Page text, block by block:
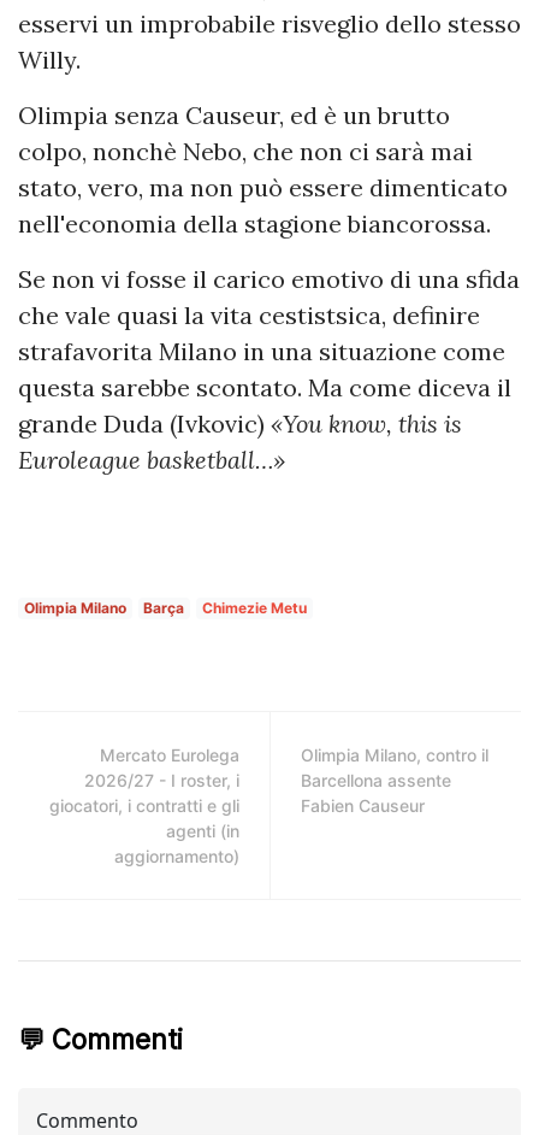
esservi un improbabile risveglio dello stesso
Willy.
Olimpia senza Causeur, ed è un brutto
colpo, nonchè Nebo, che non ci sarà mai
stato, vero, ma non può essere dimenticato
nell'economia della stagione biancorossa.
Se non vi fosse il carico emotivo di una sfida
che vale quasi la vita cestistsica, definire
strafavorita Milano in una situazione come
questa sarebbe scontato. Ma come diceva il
grande Duda (Ivkovic) «You know, this is
Euroleague basketball…»
Olimpia Milano Barça Chimezie Metu
Mercato Eurolega
2026/27 - I roster, i
giocatori, i contratti e gli
agenti (in
aggiornamento)
Olimpia Milano, contro il
Barcellona assente
Fabien Causeur
💬 Commenti